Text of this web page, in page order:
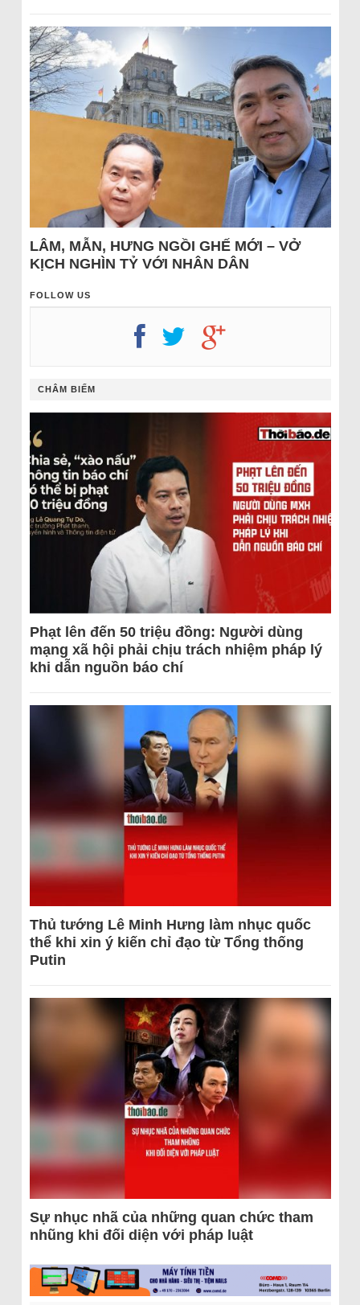
LÂM, MẪN, HƯNG NGỒI GHẾ MỚI – VỞ
KỊCH NGHÌN TỶ VỚI NHÂN DÂN
FOLLOW US
CHÂM BIẾM
Phạt lên đến 50 triệu đồng: Người dùng
mạng xã hội phải chịu trách nhiệm pháp lý
khi dẫn nguồn báo chí
Thủ tướng Lê Minh Hưng làm nhục quốc
thể khi xin ý kiến chỉ đạo từ Tổng thống
Putin
Sự nhục nhã của những quan chức tham
nhũng khi đối diện với pháp luật